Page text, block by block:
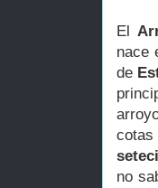
El
nace
de
no